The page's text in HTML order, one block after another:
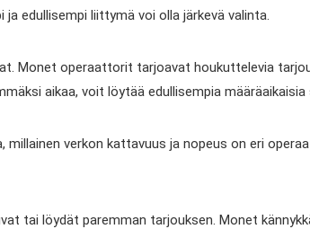
edullisempi liittymä voi olla järkevä valinta.
Monet operaattorit tarjoavat houkuttelevia
aikaa, voit löytää edullisempia määräaikaisia
verkon kattavuus ja nopeus on eri
tai löydät paremman tarjouksen. Monet